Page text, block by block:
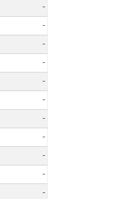
-
-
-
-
-
-
-
-
-
-
-